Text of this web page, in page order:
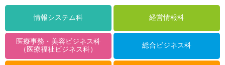
情報システム科 経営情報科
医療事務・美容ビジネス科
（医療福祉ビジネス科）
総合ビジネス科